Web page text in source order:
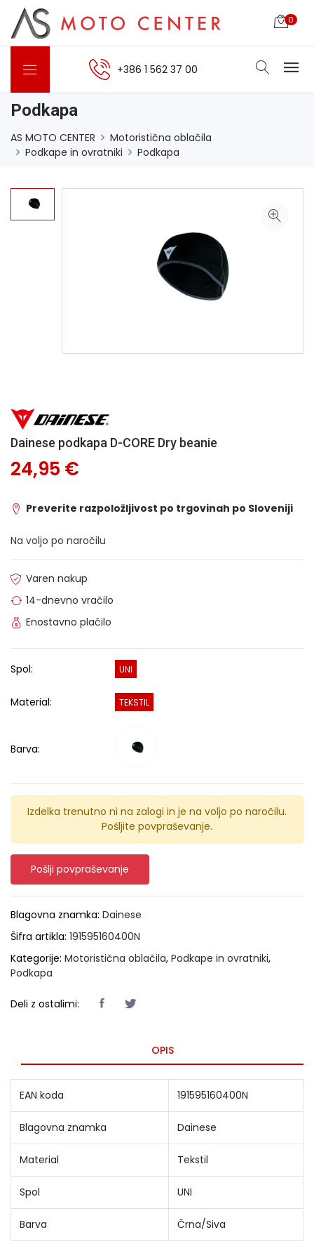
0
+386 1 562 37 00
Podkapa
AS MOTO CENTER
Motoristična oblačila
Podkape in ovratniki
Podkapa
Dainese podkapa D-CORE Dry beanie
24,95 €
Preverite razpoložljivost po trgovinah po Sloveniji
Na voljo po naročilu
Varen nakup
14-dnevno vračilo
Enostavno plačilo
Spol: UNI
Material: TEKSTIL
Barva:
Izdelka trenutno ni na zalogi in je na voljo po naročilu.
Pošljite povpraševanje.
Pošlji povpraševanje
Blagovna znamka: Dainese
Šifra artikla: 191595160400N
Kategorije: Motoristična oblačila, Podkape in ovratniki,
Podkapa
Deli z ostalimi:
OPIS
EAN koda 191595160400N
Blagovna znamka Dainese
Material Tekstil
Spol UNI
Barva Črna/Siva